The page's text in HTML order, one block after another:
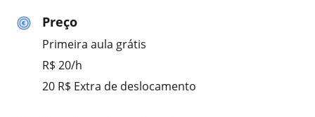
Preço
Primeira aula grátis
R$ 20/h
20 R$ Extra de deslocamento